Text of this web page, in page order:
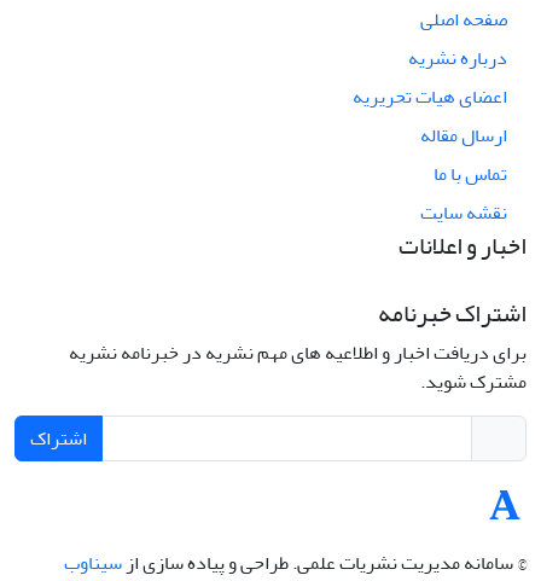
صفحه اصلی
درباره نشریه
اعضای هیات تحریریه
ارسال مقاله
تماس با ما
نقشه سایت
اخبار و اعلانات
اشتراک خبرنامه
برای دریافت اخبار و اطلاعیه های مهم نشریه در خبرنامه نشریه
مشترک شوید.
اشتراک
© سامانه مدیریت نشریات علمی.طراحی و پیاده سازی ازسیناوب